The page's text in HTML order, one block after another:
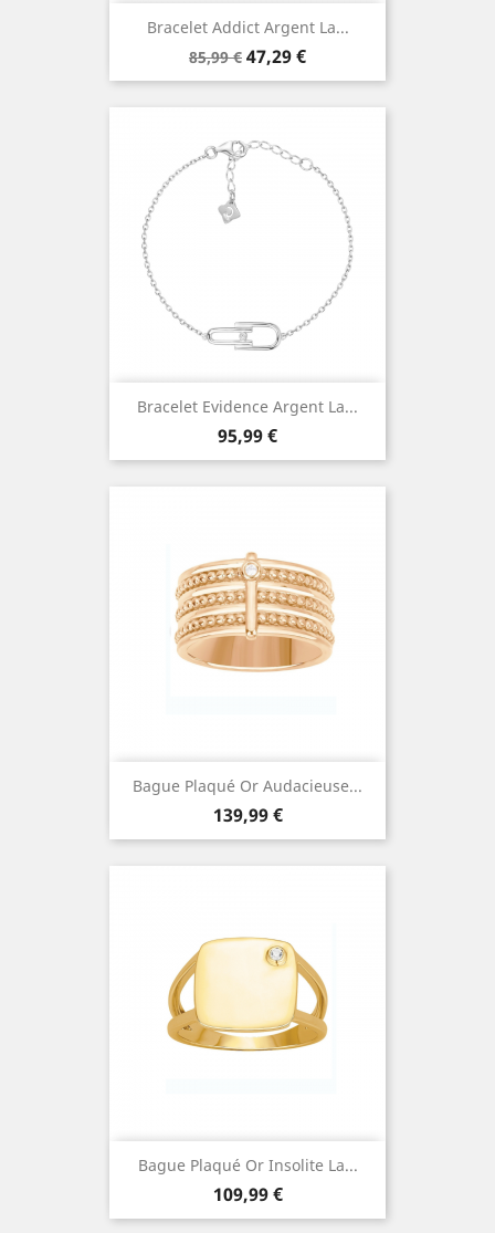
Bracelet Addict Argent La...
Prix
de
85,99 € Prix
47,29 €
Bracelet Evidence Argent La...
Prix
95,99 €
Bague Plaqué Or Audacieuse...
Prix
139,99 €
Bague Plaqué Or Insolite La...
Prix
109,99 €